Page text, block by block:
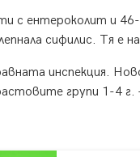
с ентероколит и
сифилис. Тя е
инспекция.
групи 1-4 г.